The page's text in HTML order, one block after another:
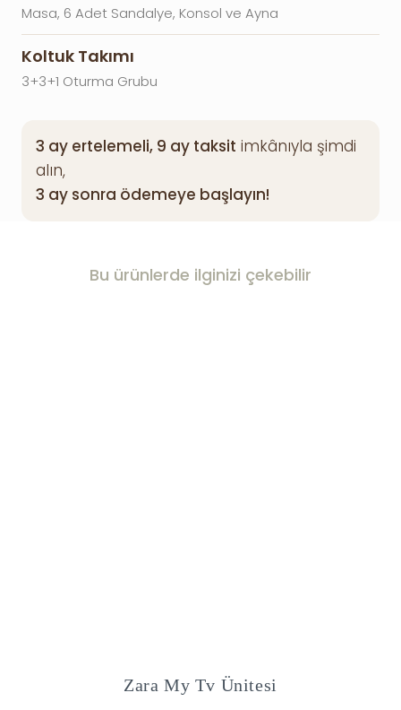
Masa, 6 Adet Sandalye, Konsol ve Ayna
Koltuk Takımı
3+3+1 Oturma Grubu
3 ay ertelemeli, 9 ay taksit imkânıyla şimdi
alın,
3 ay sonra ödemeye başlayın!
Bu ürünlerde ilginizi çekebilir
Zara My Tv Ünitesi